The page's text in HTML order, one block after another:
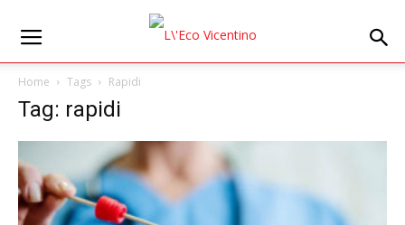
Home Tags Rapidi
Tag: rapidi